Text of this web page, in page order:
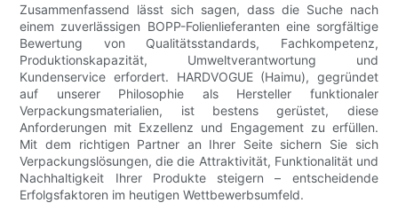
Zusammenfassend lässt sich sagen, dass die Suche nach
einem zuverlässigen BOPP-Folienlieferanten eine sorgfältige
Bewertung von Qualitätsstandards, Fachkompetenz,
Produktionskapazität, Umweltverantwortung und
Kundenservice erfordert. HARDVOGUE (Haimu), gegründet
auf unserer Philosophie als Hersteller funktionaler
Verpackungsmaterialien, ist bestens gerüstet, diese
Anforderungen mit Exzellenz und Engagement zu erfüllen.
Mit dem richtigen Partner an Ihrer Seite sichern Sie sich
Verpackungslösungen, die die Attraktivität, Funktionalität und
Nachhaltigkeit Ihrer Produkte steigern – entscheidende
Erfolgsfaktoren im heutigen Wettbewerbsumfeld.